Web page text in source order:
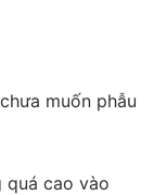
muốn phẫu
quá cao vào